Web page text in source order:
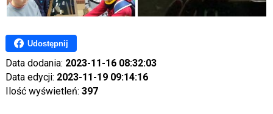
Udostępnij
Data dodania: 2023-11-16 08:32:03
Data edycji: 2023-11-19 09:14:16
Ilość wyświetleń: 397